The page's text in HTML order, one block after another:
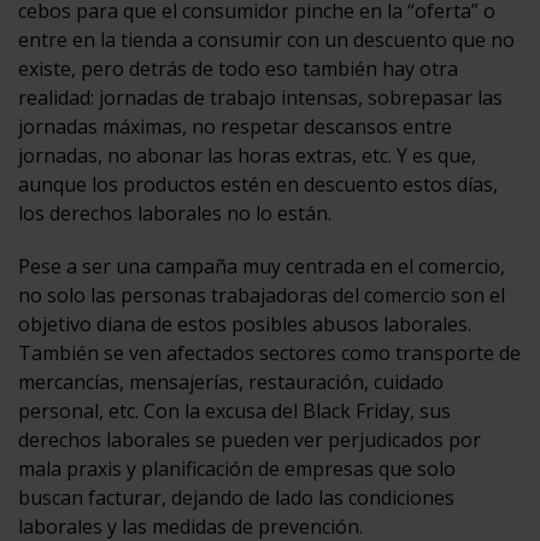
cebos para que el consumidor pinche en la “oferta” o
entre en la tienda a consumir con un descuento que no
existe, pero detrás de todo eso también hay otra
realidad: jornadas de trabajo intensas, sobrepasar las
jornadas máximas, no respetar descansos entre
jornadas, no abonar las horas extras, etc. Y es que,
aunque los productos estén en descuento estos días,
los derechos laborales no lo están.
Pese a ser una campaña muy centrada en el comercio,
no solo las personas trabajadoras del comercio son el
objetivo diana de estos posibles abusos laborales.
También se ven afectados sectores como transporte de
mercancías, mensajerías, restauración, cuidado
personal, etc. Con la excusa del Black Friday, sus
derechos laborales se pueden ver perjudicados por
mala praxis y planificación de empresas que solo
buscan facturar, dejando de lado las condiciones
laborales y las medidas de prevención.